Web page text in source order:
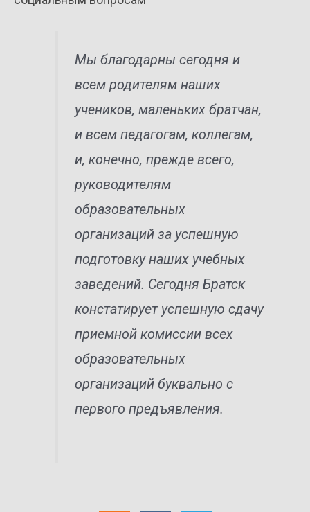
Мы благодарны сегодня и
всем родителям наших
учеников, маленьких братчан,
и всем педагогам, коллегам,
и, конечно, прежде всего,
руководителям
образовательных
организаций за успешную
подготовку наших учебных
заведений. Сегодня Братск
констатирует успешную сдачу
приемной комиссии всех
образовательных
организаций буквально с
первого предъявления.